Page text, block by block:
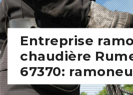
Entreprise
chaudière
67370: